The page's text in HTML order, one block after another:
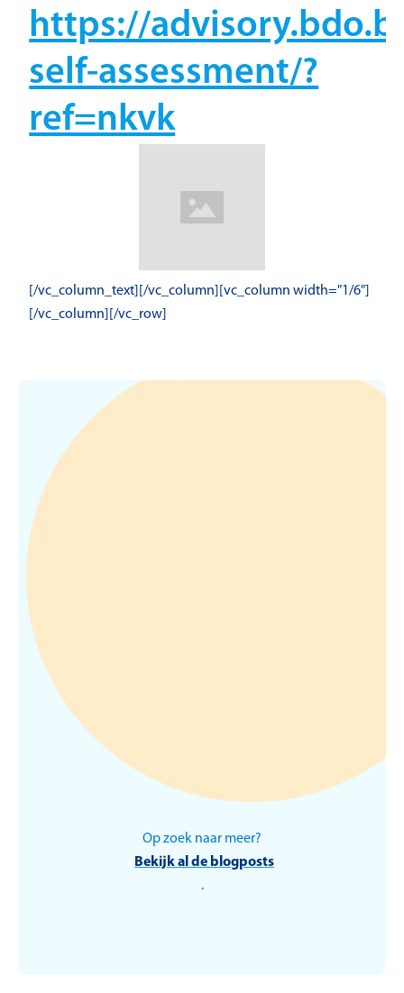
https://
self-assessment/?
ref=nkvk
[/vc_column_text][/vc_column][vc_column width="1/6"]
[/vc_column][/vc_row]
We hebben geen aanbevelingen voor dit
Op zoek naar meer?
Bekijk al de blogposts
.